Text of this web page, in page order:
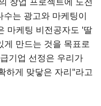
는 광고와 마케팅이
마케팅 비전공자도 '딸
만드는 것을 목표로
기업 선정은 우리가
하게 맞닿은 자리"라고